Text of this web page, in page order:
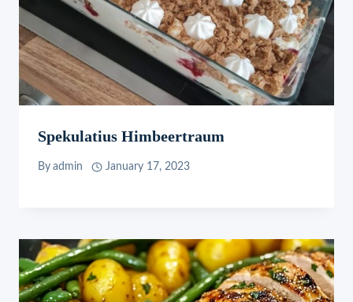
Spekulatius Himbeertraum
By admin January 17, 2023